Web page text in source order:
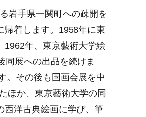
岩手県一関町への疎開を
帰着します。1958年に東
1962年、東京藝術大学絵
同展への出品を続けま
。その後も国画会展を中
ほか、東京藝術大学の同
西洋古典絵画に学び、筆